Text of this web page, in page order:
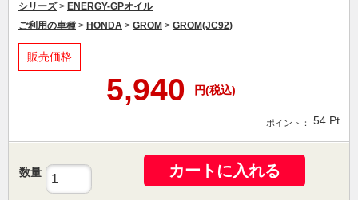
シリーズ> ENERGY-GPオイル
ご利用の車種 > HONDA > GROM > GROM(JC92)
販売価格
5,940 円(税込)
ポイント： 54 Pt
数量 カートに入れる